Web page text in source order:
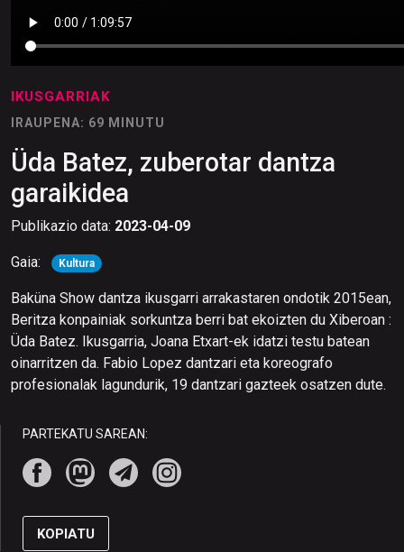
IKUSGARRIAK
IRAUPENA: 69 MINUTU
Üda Batez, zuberotar dantza
garaikidea
Publikazio data: 2023-04-09
Gaia: Kultura
Baküna Show dantza ikusgarri arrakastaren ondotik 2015ean,
Beritza konpainiak sorkuntza berri bat ekoizten du Xiberoan :
Üda Batez. Ikusgarria, Joana Etxart-ek idatzi testu batean
oinarritzen da. Fabio Lopez dantzari eta koreografo
profesionalak lagundurik, 19 dantzari gazteek osatzen dute.
PARTEKATU SAREAN:
KOPIATU